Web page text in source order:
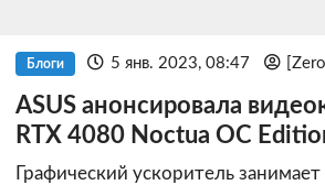
Блоги 5 янв. 2023, 08:47 [Zero]
ASUS анонсировала
RTX 4080 Noctua OC
Графический ускоритель